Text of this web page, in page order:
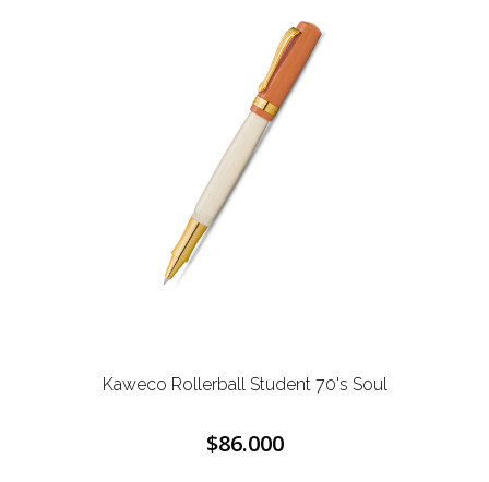
Kaweco Rollerball Student 70's Soul
$86.000